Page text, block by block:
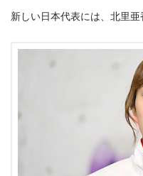
新しい日本代表には、北里亜